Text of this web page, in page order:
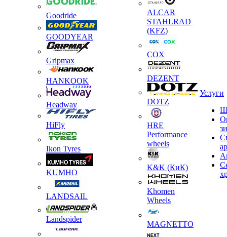
Goodride
GOODYEAR
Gripmax
HANKOOK
Headway
HiFly
Ikon Tyres
KUMHO
LANDSAIL
Landspider
ALCAR
STAHLRAD
(KFZ)
COX
DEZENT
DOTZ
HRE
Performance
wheels
K&K (КиК)
Khomen
Wheels
MAGNETTO
Услуги